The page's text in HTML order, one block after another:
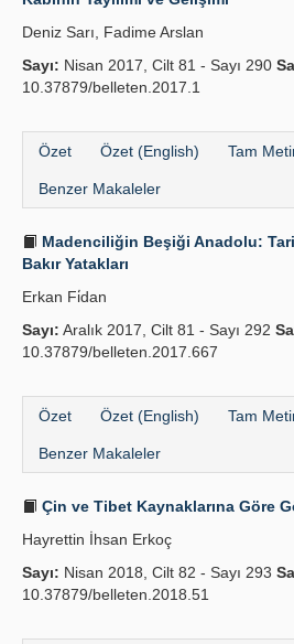
Deniz Sarı, Fadime Arslan
Sayı: Nisan 2017, Cilt 81 - Sayı 290
10.37879/belleten.2017.1
Özet Özet (English) Tam
Benzer Makaleler
Madenciliğin Beşiği Anadolu:
Bakır Yatakları
Erkan Fi̇dan
Sayı: Aralık 2017, Cilt 81 - Sayı 292
10.37879/belleten.2017.667
Özet Özet (English) Tam
Benzer Makaleler
Çin ve Tibet Kaynaklarına Göre
Hayrettin İhsan Erkoç
Sayı: Nisan 2018, Cilt 82 - Sayı 293
10.37879/belleten.2018.51